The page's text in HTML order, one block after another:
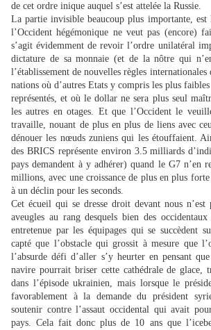
de cet ordre inique auquel s’est attelée la Russie.
La partie invisible beaucoup plus importante,
l’Occident hégémonique ne veut pas (encore)
s’agit évidemment de revoir l’ordre unilatéral
dictature de sa monnaie (et de la nôtre qui
l’établissement de nouvelles règles internationales
nations où d’autres Etats y compris les plus
représentés, et où le dollar ne sera plus seul
les autres en otages. Et que l’Occident le
travaille, nouant de plus en plus de liens avec
dénouer les nœuds zuniens qui les étouffaient.
des BRICS représente environ 3.5 milliards
pays demandent à y adhérer) quand le G7 n’en
millions, avec une croissance de plus en plus
à un déclin pour les seconds.
Cet écueil qui se dresse droit devant nous n’est
aveugles au rang desquels bien des
entretenue par les équipages qui se succèdent
capté que l’obstacle qui grossit à mesure que
l’absurde défi d’aller s’y heurter en pensant
navire pourrait briser cette cathédrale de glace,
dans l’épisode ukrainien, mais lorsque le
favorablement à la demande du président
soutenir contre l’assaut occidental qui avait
pays. Cela fait donc plus de 10 ans que